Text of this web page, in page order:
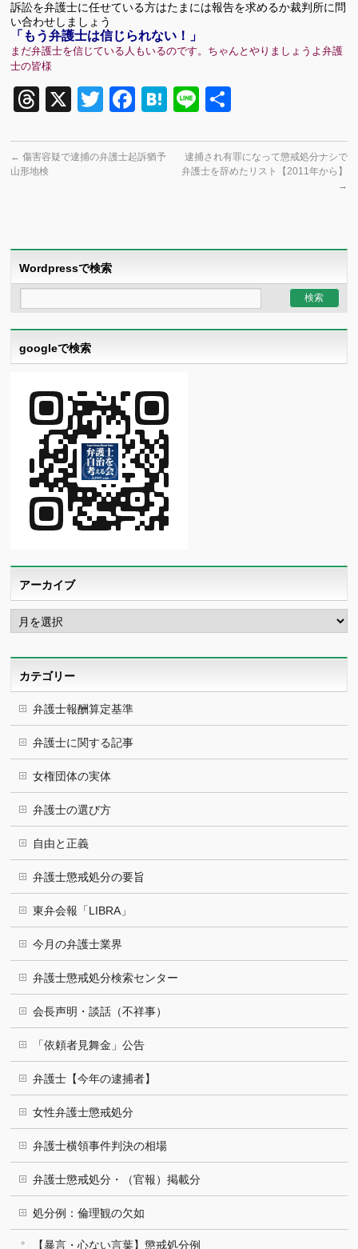
訴訟を弁護士に任せている方はたまには報告を求めるか裁判所に問
い合わせしましょう
「もう弁護士は信じられない！」
まだ弁護士を信じている人もいるのです。ちゃんとやりましょうよ弁護
士の皆様
Threads
X TwitterFacebook
Hatena
Line
← 傷害容疑で逮捕の弁護士起訴猶予
山形地検
逮捕され有罪になって懲戒処分ナシで
弁護士を辞めたリスト【2011年から】
→
Wordpressで検索
googleで検索
アーカイブ
ア
ー
カ
カテゴリー
弁護士報酬算定基準
弁護士に関する記事
女権団体の実体
弁護士の選び方
自由と正義
弁護士懲戒処分の要旨
東弁会報「LIBRA」
今月の弁護士業界
弁護士懲戒処分検索センター
会長声明・談話（不祥事）
「依頼者見舞金」公告
弁護士【今年の逮捕者】
女性弁護士懲戒処分
弁護士横領事件判決の相場
弁護士懲戒処分・（官報）掲載分
処分例：倫理観の欠如
【暴言・心ない言葉】懲戒処分例